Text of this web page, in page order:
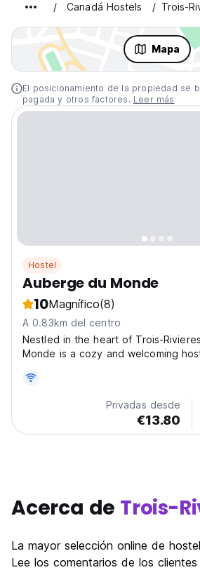
Canadá Hostels Trois-
Mapa
El posicionamiento de la propiedad se
pagada y otros factores. Leer más
Hostel
Auberge du Monde
10Magnífico(8)
A 0.83km del centro
Nestled in the heart of Trois-
Monde is a cozy and welcoming
explorers, it’s just 13 km from the
de Golf Godefroy and 24 km from
Privadas desde
€13.80
Acerca de Trois-
La mayor selección online de
Lee los comentarios de los